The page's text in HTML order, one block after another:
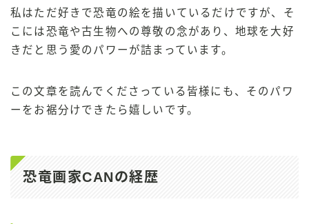
私はただ好きで恐竜の絵を描いているだけですが、そ
こには恐竜や古生物への尊敬の念があり、地球を大好
きだと思う愛のパワーが詰まっています。
この文章を読んでくださっている皆様にも、そのパワ
ーをお裾分けできたら嬉しいです。
恐竜画家CANの経歴